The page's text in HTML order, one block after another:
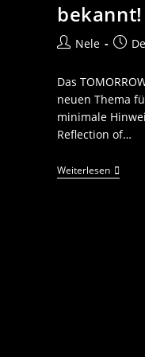
bekannt!
Nele
Das
neuen Thema
minimale
Reflection of…
Weiterlesen